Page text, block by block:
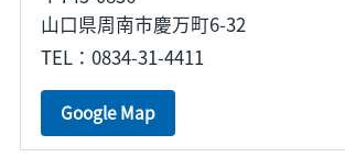
山口県周南市慶万町6-32
TEL：0834-31-4411
Google Map